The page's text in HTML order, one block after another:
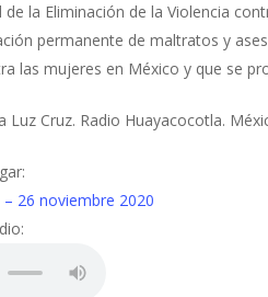
de la Eliminación de la Violencia
permanente de maltratos y
las mujeres en México y que se
Luz Cruz. Radio Huayacocotla.
26 noviembre 2020